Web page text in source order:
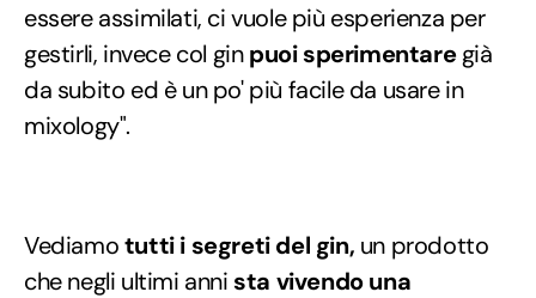
essere assimilati, ci vuole più esperienza per
gestirli, invece col ginpuoi sperimentaregià
da subito ed è un po' più facile da usare in
mixology".
Vediamotutti i segreti del gin, un prodotto
che negli ultimi anni sta vivendo una